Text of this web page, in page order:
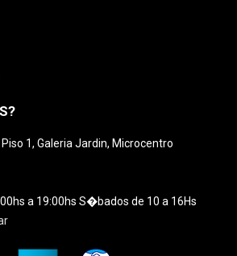
1, Galeria Jardin, Microcentro
a 19:00hs S�bados de 10 a 16Hs